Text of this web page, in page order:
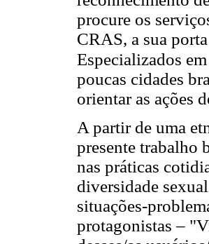
procure os
CRAS, a sua
Especializados
poucas cidades
orientar as ações
A partir de uma
presente trabalho
nas práticas
diversidade
situações-
protagonistas –